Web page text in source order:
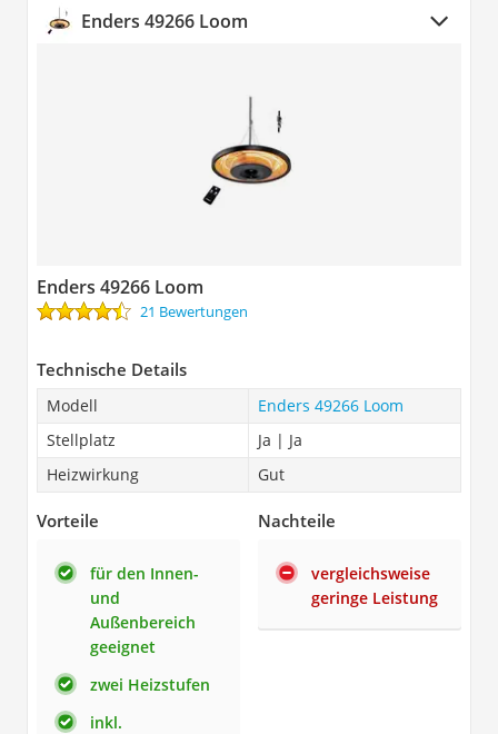
Enders 49266 Loom
Enders 49266 Loom
21 Bewertungen
Technische Details
Modell
Enders 49266 Loom
Stellplatz
Ja | Ja
Heizwirkung
Gut
Vorteile
für den Innen-
und
Außenbereich
geeignet
zwei Heizstufen
inkl.
Nachteile
vergleichsweise
geringe Leistung